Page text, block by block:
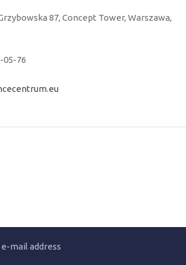
87, Concept Tower, Warszawa,
05-76